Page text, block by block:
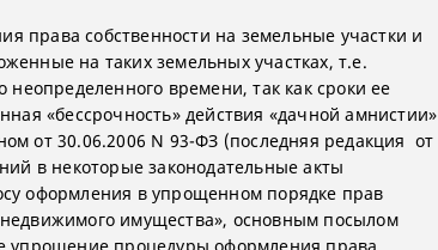
права собственности на земельные участки и
на таких земельных участках, т.е.
неопределенного времени, так как сроки ее
«бессрочность» действия «дачной амнистии»
от 30.06.2006 N 93-ФЗ (последняя редакция от
в некоторые законодательные акты
оформления в упрощенном порядке прав
имущества», основным посылом